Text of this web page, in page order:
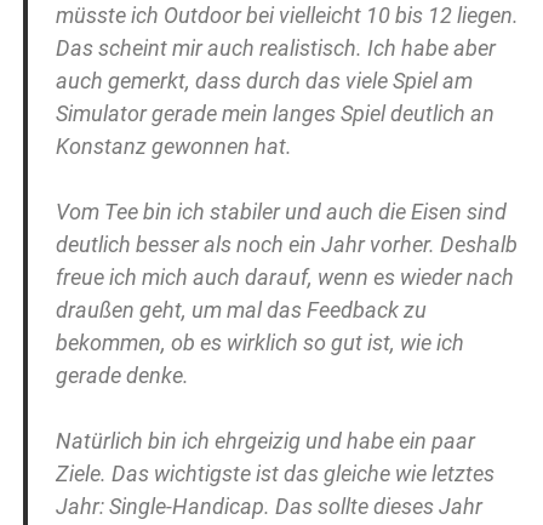
müsste ich Outdoor bei vielleicht 10 bis 12 liegen.
Das scheint mir auch realistisch. Ich habe aber
auch gemerkt, dass durch das viele Spiel am
Simulator gerade mein langes Spiel deutlich an
Konstanz gewonnen hat.
Vom Tee bin ich stabiler und auch die Eisen sind
deutlich besser als noch ein Jahr vorher. Deshalb
freue ich mich auch darauf, wenn es wieder nach
draußen geht, um mal das Feedback zu
bekommen, ob es wirklich so gut ist, wie ich
gerade denke.
Natürlich bin ich ehrgeizig und habe ein paar
Ziele. Das wichtigste ist das gleiche wie letztes
Jahr: Single-Handicap. Das sollte dieses Jahr